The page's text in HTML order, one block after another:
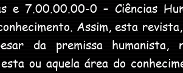
7.00.00.00-0 – Ciências
Assim, esta
da premissa humanista,
ou aquela área do